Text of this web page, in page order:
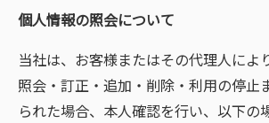
個人情報の照会について
当社は、お客様またはその代理人によ
照会・訂正・追加・削除・利用の停止
られた場合、本人確認を行い、以下の